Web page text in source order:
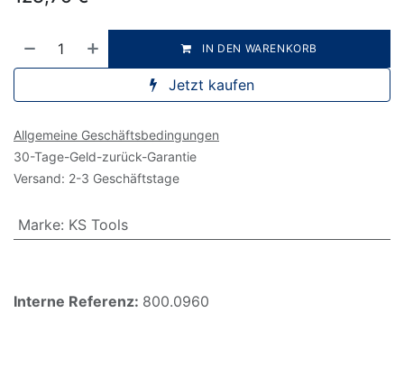
IN DEN WARENKORB
Jetzt kaufen
Allgemeine Geschäftsbedingungen
30-Tage-Geld-zurück-Garantie
Versand: 2-3 Geschäftstage
Marke: KS Tools
Interne Referenz: 800.0960